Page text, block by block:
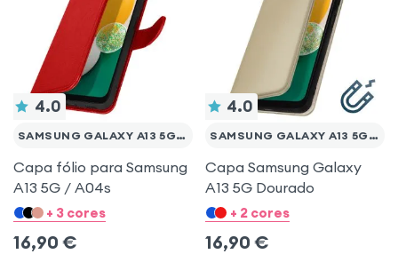
4.0
SAMSUNG GALAXY A13 5G / A04S
Capa fólio para Samsung
A13 5G / A04s
+ 3 cores
16,90 €
4.0
SAMSUNG GALAXY A13 5G / A04S
Capa Samsung Galaxy
A13 5G Dourado
+ 2 cores
16,90 €